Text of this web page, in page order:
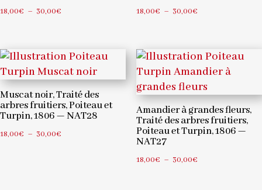
18,00€ – 30,00€
18,00€
à
30,00€
18,00€ – 30,00€Plage
18,00€
à
30,00€
Muscat noir, Traité des
arbres fruitiers, Poiteau et
Turpin, 1806 — NAT28
18,00€ – 30,00€
Amandier à grandes fleurs,
Traité des arbres fruitiers,
Poiteau et Turpin, 1806 —
NAT27
18,00€ – 30,00€Plage